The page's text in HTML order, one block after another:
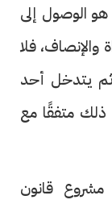
هو الوصول إلى
فلا
ثم يتدخل أحد
ذلك متفقًا مع
قانون